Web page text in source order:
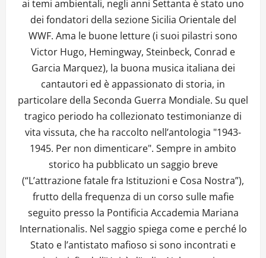
ai temi ambientali, negli anni Settanta è stato uno
dei fondatori della sezione Sicilia Orientale del
WWF. Ama le buone letture (i suoi pilastri sono
Victor Hugo, Hemingway, Steinbeck, Conrad e
Garcia Marquez), la buona musica italiana dei
cantautori ed è appassionato di storia, in
particolare della Seconda Guerra Mondiale. Su quel
tragico periodo ha collezionato testimonianze di
vita vissuta, che ha raccolto nell’antologia "1943-
1945. Per non dimenticare". Sempre in ambito
storico ha pubblicato un saggio breve
(“L’attrazione fatale fra Istituzioni e Cosa Nostra”),
frutto della frequenza di un corso sulle mafie
seguito presso la Pontificia Accademia Mariana
Internationalis. Nel saggio spiega come e perché lo
Stato e l’antistato mafioso si sono incontrati e